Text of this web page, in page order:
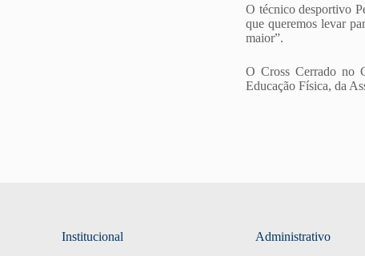
O técnico desportivo
que queremos levar
maior”.
O Cross Cerrado no
Educação Física, da
Institucional Administrativo